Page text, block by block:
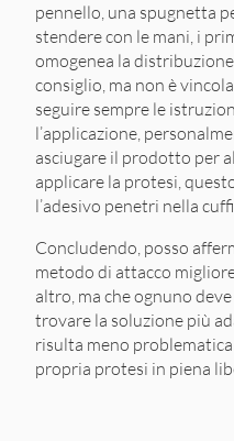
pennello, una spugnetta
stendere con le mani, i
omogenea la
consiglio, ma non è
seguire sempre le
l’applicazione,
asciugare il prodotto per
applicare la protesi,
l’adesivo penetri nella
Concludendo, posso
metodo di attacco
altro, ma che ognuno
trovare la soluzione più
risulta meno
propria protesi in piena